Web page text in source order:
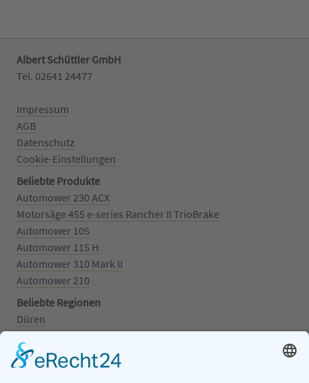
Albert Schüttler GmbH
Tel. 02641 24477‬
Impressum
AGB
Datenschutz
Cookie-Einstellungen
Beliebte Produkte
Automower 230 ACX
Motorsäge 455 e-series Rancher II TrioBrake
Automower 105
Automower 115 H
Automower 310 Mark II
Automower 210
Beliebte Regionen
Düren
Grafschaft
Kalenborn
Mayschoß